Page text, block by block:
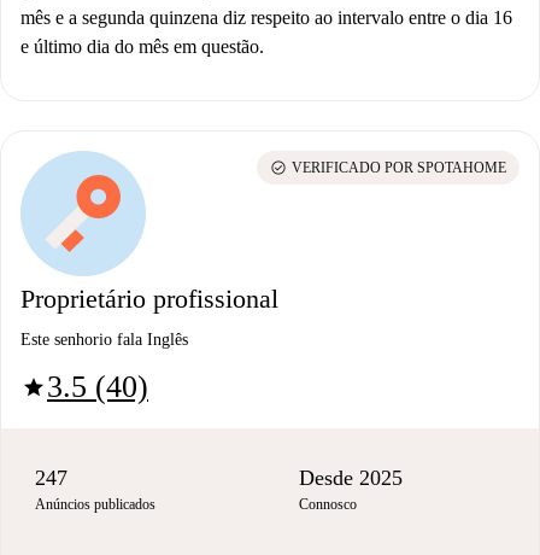
mês e a segunda quinzena diz respeito ao intervalo entre o dia 16
e último dia do mês em questão.
Proprietário profissional
Este senhorio fala Inglês
star3.5 (40)
check_circle VERIFICADO POR SPOTAHOME
247
Anúncios publicados
Desde 2025
Connosco